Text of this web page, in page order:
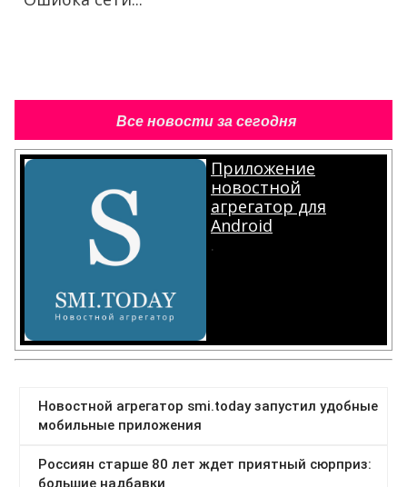
Все новости за сегодня
Приложение
новостной
агрегатор для
Android
.